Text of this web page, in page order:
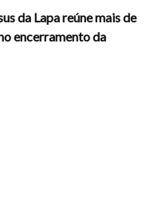
da Lapa reúne mais de
encerramento da